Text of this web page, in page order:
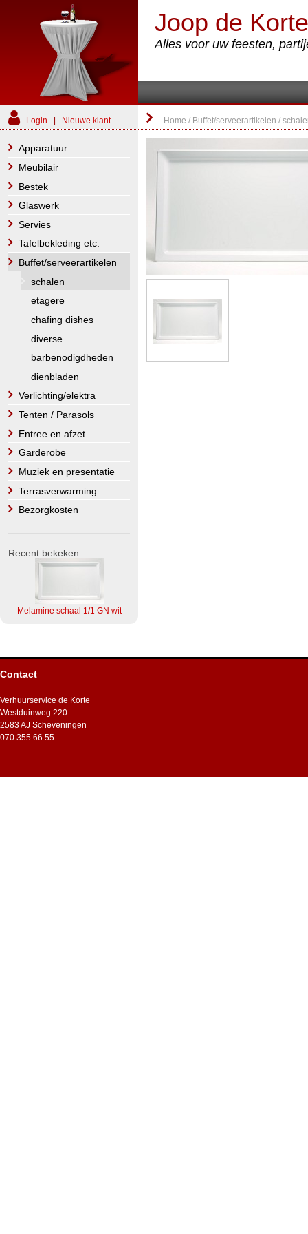
Joop de
Alles voor uw feesten,
Login Nieuwe klant Home / Buffet/serveerartikelen /
Apparatuur
Meubilair
Bestek
Glaswerk
Servies
Tafelbekleding etc.
Buffet/serveerartikelen
schalen
etagere
chafing dishes
diverse
barbenodigdheden
dienbladen
Verlichting/elektra
Tenten / Parasols
Entree en afzet
Garderobe
Muziek en presentatie
Terrasverwarming
Bezorgkosten
Recent bekeken:
Melamine schaal 1/1 GN wit
Contact
Verhuurservice de Korte
Westduinweg 220
2583 AJ Scheveningen
070 355 66 55